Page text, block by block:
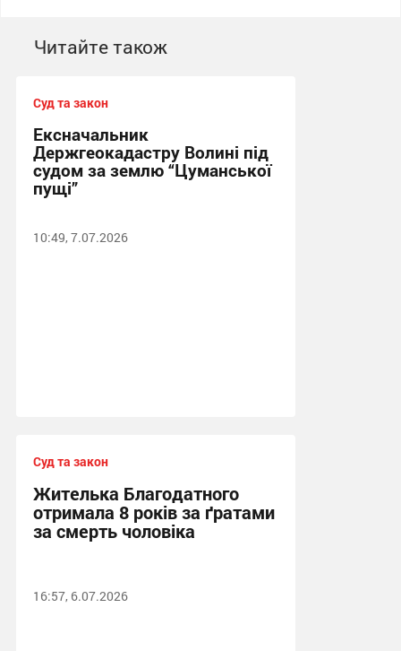
Читайте також
Суд та закон
Ексначальник
Держгеокадастру Волині під
судом за землю “Цуманської
пущі”
10:49, 7.07.2026
Суд та закон
Жителька Благодатного
отримала 8 років за ґратами
за смерть чоловіка
16:57, 6.07.2026